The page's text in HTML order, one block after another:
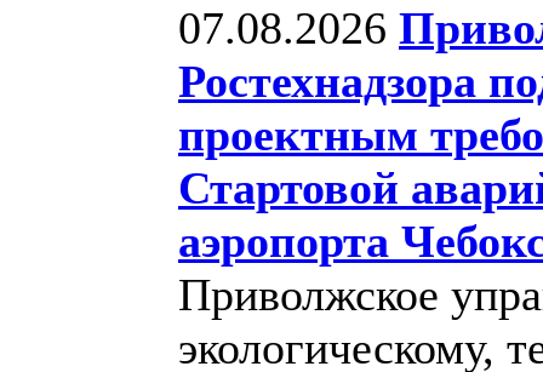
07.08.2026
Ростехнадзора
проектным
Стартовой
аэропорта
Приволжское
экологическому,